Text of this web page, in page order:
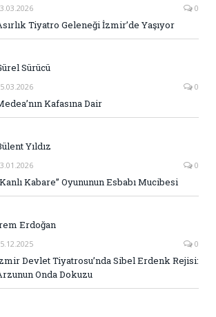
0
Tiyatro Geleneği İzmir’de Yaşıyor
Sürücü
0
Kafasına Dair
Yıldız
0
Kabare” Oyununun Esbabı Mucibesi
Erdoğan
0
Devlet Tiyatrosu’nda Sibel Erdenk Rejisi:
Onda Dokuzu